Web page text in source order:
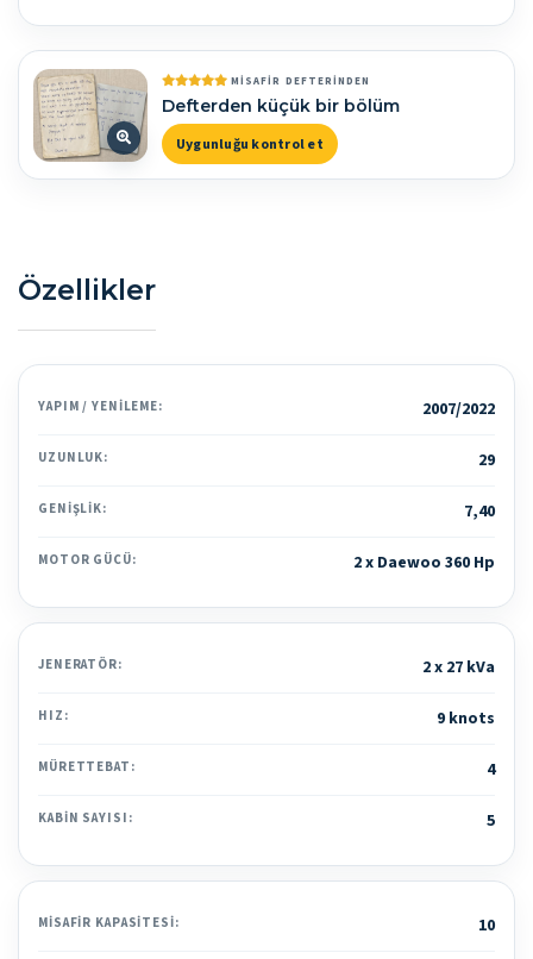
MISAFIR DEFTERINDEN
Defterden küçük bir bölüm
Uygunluğu kontrol et
Özellikler
YAPIM / YENILEME: 2007/2022
UZUNLUK: 29
GENIŞLIK: 7,40
MOTOR GÜCÜ: 2 x Daewoo 360 Hp
JENERATÖR: 2 x 27 kVa
HIZ: 9 knots
MÜRETTEBAT: 4
KABIN SAYISI: 5
MISAFIR KAPASITESI: 10